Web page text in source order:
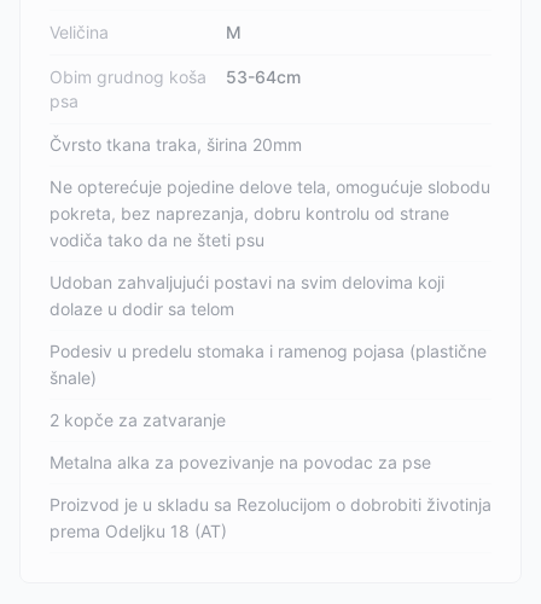
Veličina M
Obim grudnog koša
psa
53-64cm
Čvrsto tkana traka, širina 20mm
Ne opterećuje pojedine delove tela, omogućuje slobodu
pokreta, bez naprezanja, dobru kontrolu od strane
vodiča tako da ne šteti psu
Udoban zahvaljujući postavi na svim delovima koji
dolaze u dodir sa telom
Podesiv u predelu stomaka i ramenog pojasa (plastične
šnale)
2 kopče za zatvaranje
Metalna alka za povezivanje na povodac za pse
Proizvod je u skladu sa Rezolucijom o dobrobiti životinja
prema Odeljku 18 (AT)